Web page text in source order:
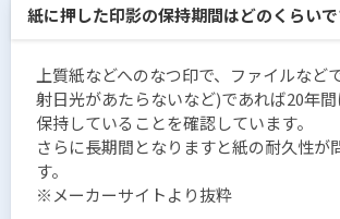
紙に押した印影の保持期間はどのくらい
上質紙などへのなつ印で、ファイルなど
射日光があたらないなど)であれば20年
保持していることを確認しています。
さらに長期間となりますと紙の耐久性が
す。
※メーカーサイトより抜粋